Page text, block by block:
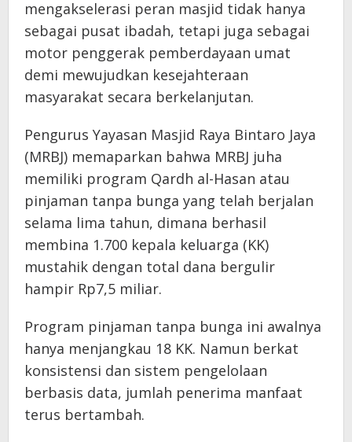
mengakselerasi peran masjid tidak hanya
sebagai pusat ibadah, tetapi juga sebagai
motor penggerak pemberdayaan umat
demi mewujudkan kesejahteraan
masyarakat secara berkelanjutan.
Pengurus Yayasan Masjid Raya Bintaro Jaya
(MRBJ) memaparkan bahwa MRBJ juha
memiliki program Qardh al-Hasan atau
pinjaman tanpa bunga yang telah berjalan
selama lima tahun, dimana berhasil
membina 1.700 kepala keluarga (KK)
mustahik dengan total dana bergulir
hampir Rp7,5 miliar.
Program pinjaman tanpa bunga ini awalnya
hanya menjangkau 18 KK. Namun berkat
konsistensi dan sistem pengelolaan
berbasis data, jumlah penerima manfaat
terus bertambah.